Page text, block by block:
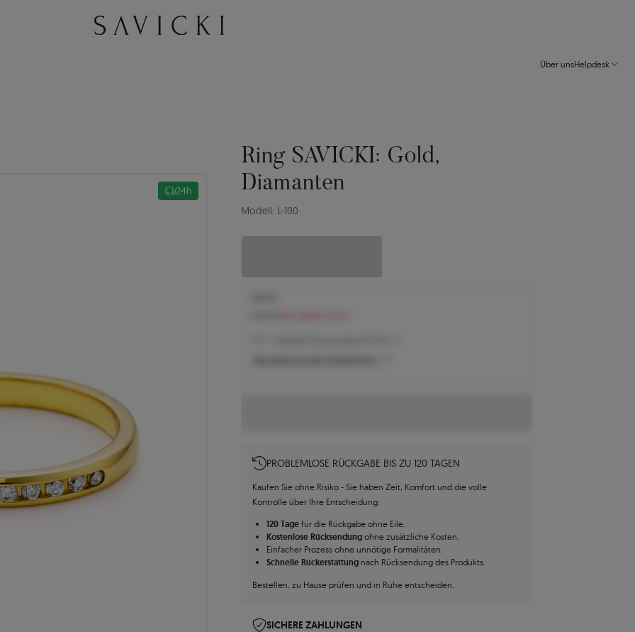
Über unsHelpdesk
24h
Ring SAVICKI: Gold,
Diamanten
Modell: L-100
PROBLEMLOSE RÜCKGABE BIS ZU 120 TAGEN
Kaufen Sie ohne Risiko - Sie haben Zeit, Komfort und die volle
Kontrolle über Ihre Entscheidung.
120 Tage für die Rückgabe ohne Eile.
Kostenlose Rücksendung ohne zusätzliche Kosten.
Einfacher Prozess ohne unnötige Formalitäten.
Schnelle Rückerstattung nach Rücksendung des Produkts.
Bestellen, zu Hause prüfen und in Ruhe entscheiden.
SICHERE ZAHLUNGEN